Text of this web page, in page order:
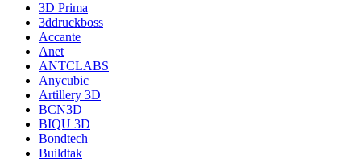
3D Prima
3ddruckboss
Accante
Anet
ANTCLABS
Anycubic
Artillery 3D
BCN3D
BIQU 3D
Bondtech
Buildtak